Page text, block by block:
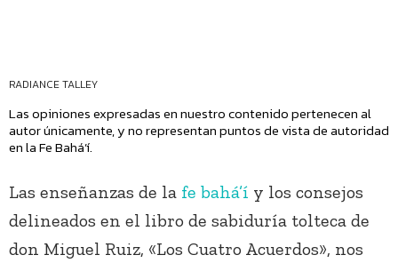
RADIANCE TALLEY
Las opiniones expresadas en nuestro contenido pertenecen al
autor únicamente, y no representan puntos de vista de autoridad
en la Fe Bahá’í.
Las enseñanzas de la fe bahá’í y los consejos
delineados en el libro de sabiduría tolteca de
don Miguel Ruiz, «Los Cuatro Acuerdos», nos